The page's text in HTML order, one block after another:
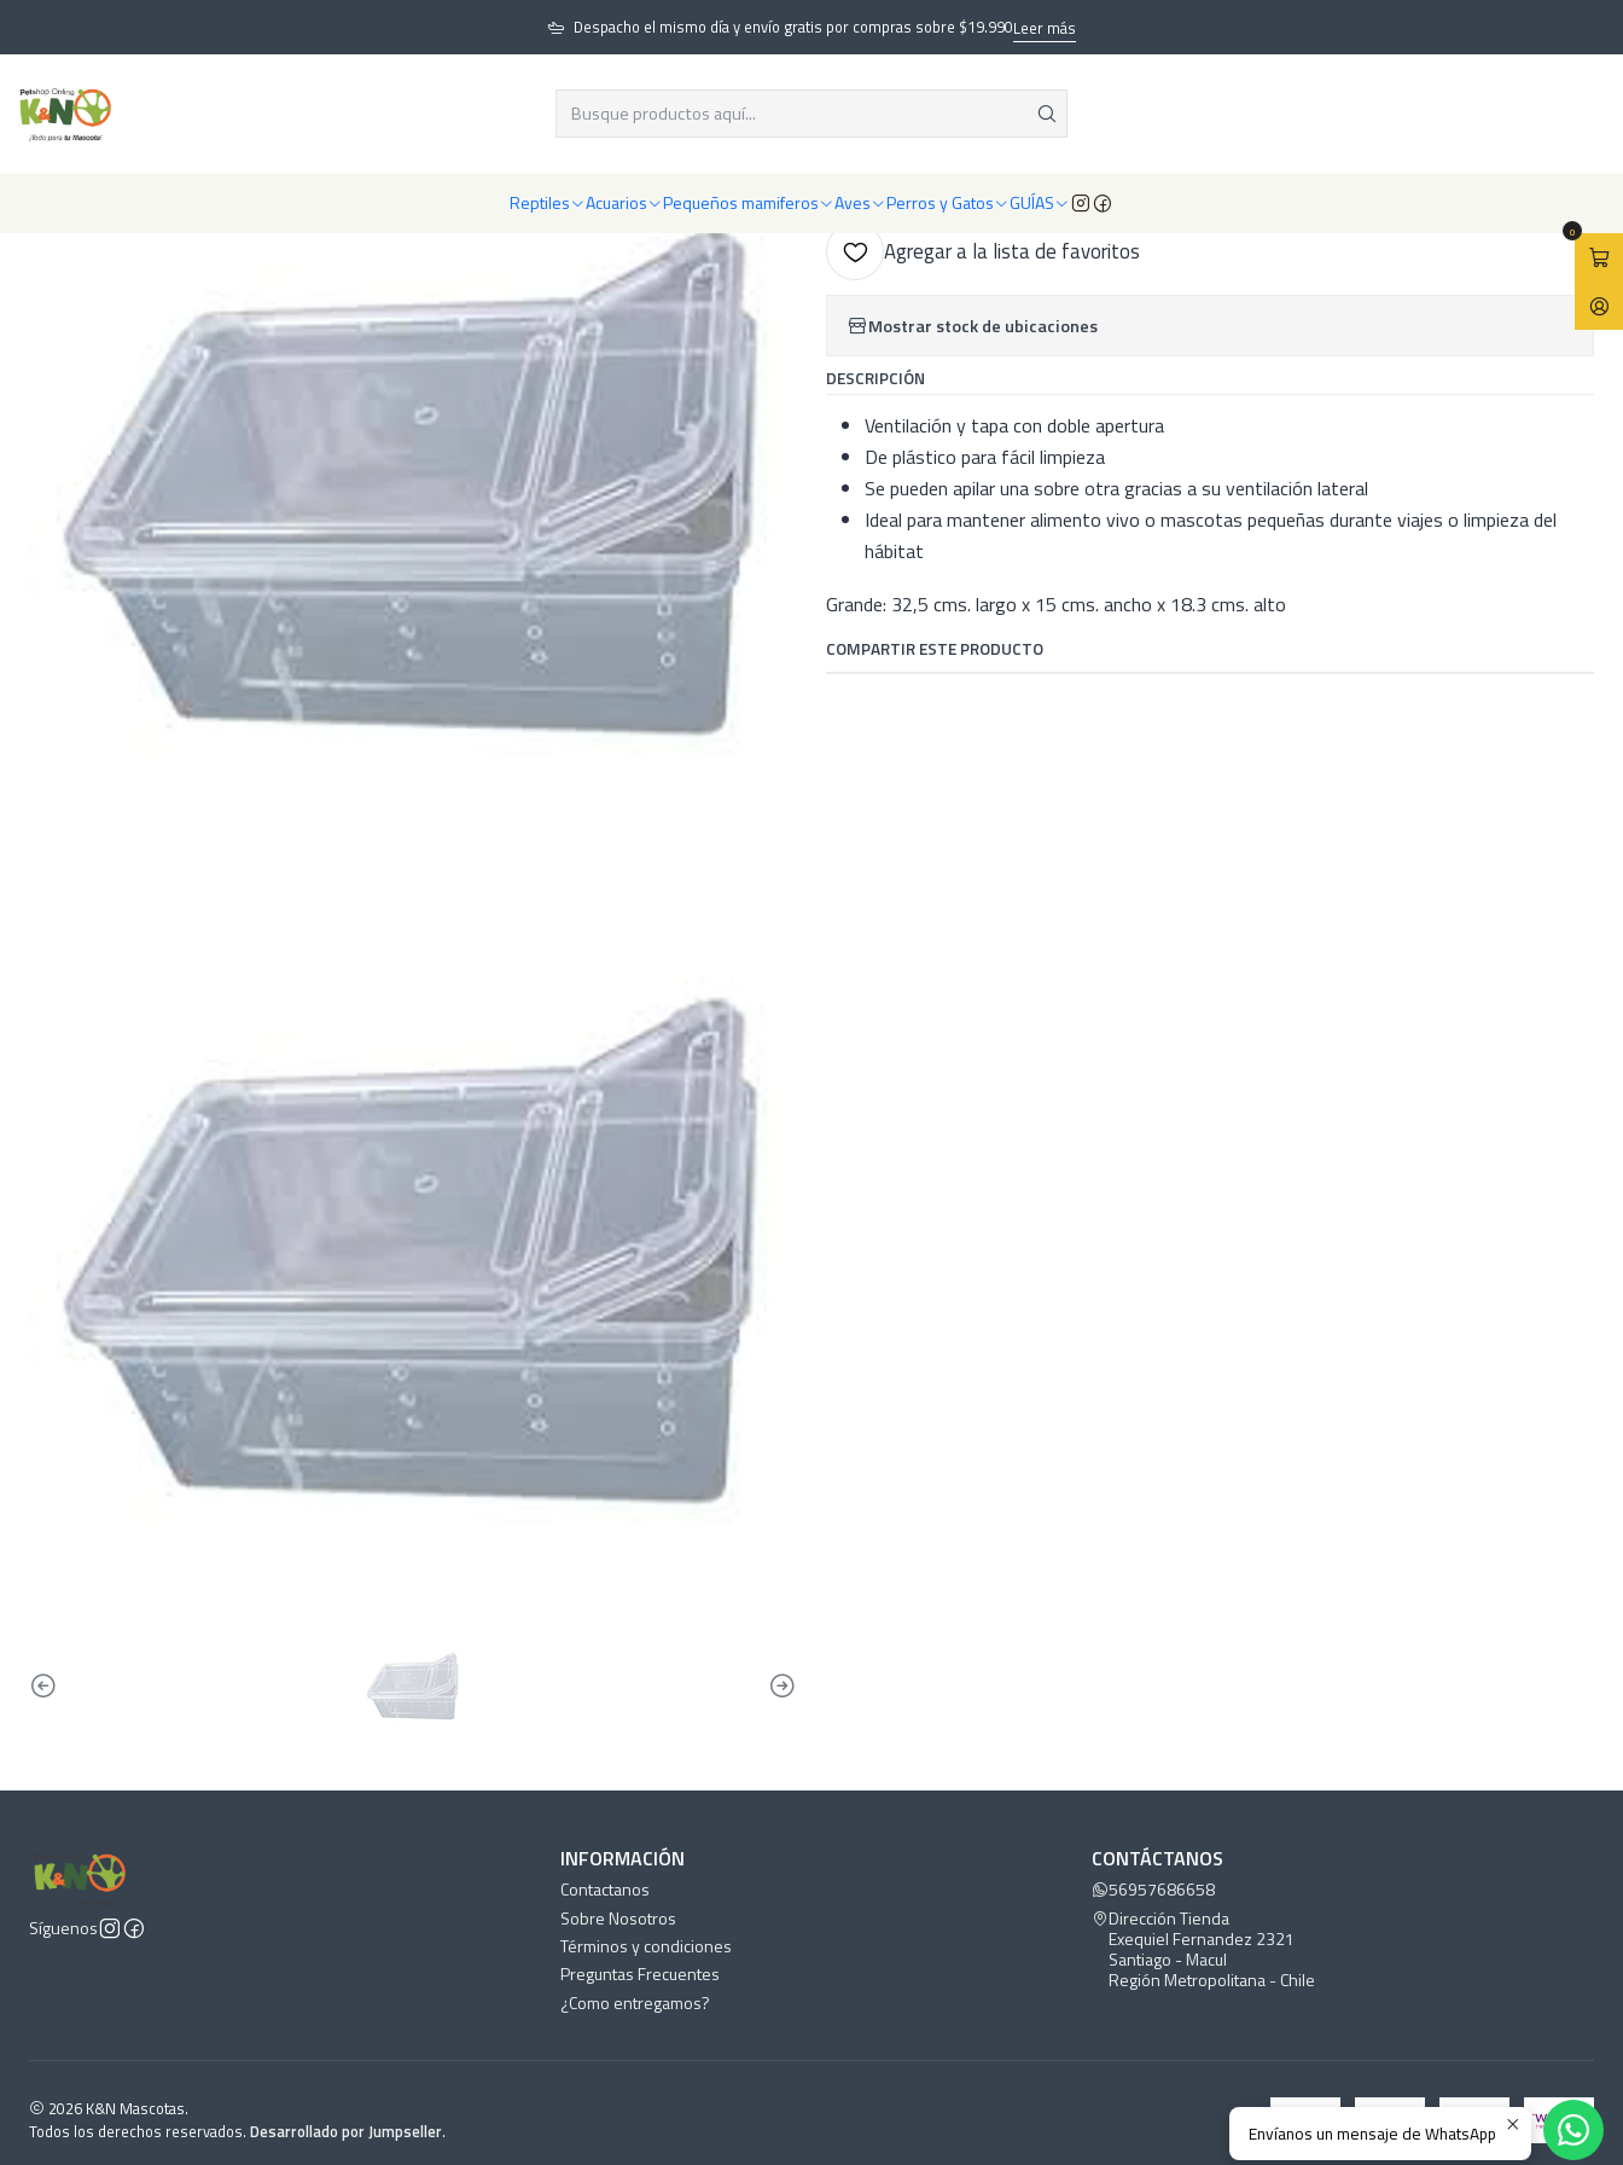
Reptiles Acuarios Pequeños mamiferos Aves Perros y Gatos GUÍAS
0
Despacho el mismo día y envío gratis por compras sobre $19.990Leer más
Terrarios y cajas Faunarios, Tupper y cajas Caja plástica con ventilación y apertura doble H5
Caja plástica con ventilación y apertura doble
Agregar a la lista de favoritos
Mostrar stock de ubicaciones
DESCRIPCIÓN
Ventilación y tapa con doble apertura
De plástico para fácil limpieza
Se pueden apilar una sobre otra gracias a su ventilación lateral
Ideal para mantener alimento vivo o mascotas pequeñas durante viajes o limpieza del
hábitat
Grande: 32,5 cms. largo x 15 cms. ancho x 18.3 cms. alto
COMPARTIR ESTE PRODUCTO
Síguenos
INFORMACIÓN
Contactanos
Sobre Nosotros
Términos y condiciones
Preguntas Frecuentes
¿Como entregamos?
CONTÁCTANOS
56957686658
Dirección Tienda
Exequiel Fernandez 2321
Santiago - Macul
Región Metropolitana - Chile
2026 K&N Mascotas.
Todos los derechos reservados. Desarrollado por Jumpseller. Envíanos un mensaje de WhatsApp